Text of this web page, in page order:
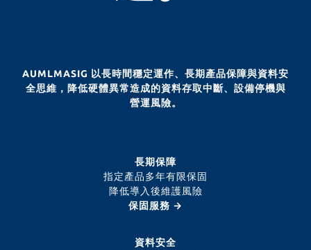
AUMLMASIG 以長時間穩定運作、長期產品保障與資料安
全思維，降低硬體異常造成的資料存取中斷、設備停機與
營運風險。
長期保障
指定產品多年有限保固
降低導入後維護風險
保固服務 →
資料安全